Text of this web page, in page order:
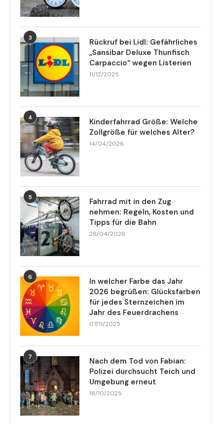
3
Rückruf bei Lidl: Gefährliches
„Sansibar Deluxe Thunfisch
Carpaccio“ wegen Listerien
11/12/2025
4
Kinderfahrrad Größe: Welche
Zollgröße für welches Alter?
14/04/2026
5
Fahrrad mit in den Zug
nehmen: Regeln, Kosten und
Tipps für die Bahn
28/04/2026
6
In welcher Farbe das Jahr
2026 begrüßen: Glücksfarben
für jedes Sternzeichen im
Jahr des Feuerdrachens
07/11/2025
7
Nach dem Tod von Fabian:
Polizei durchsucht Teich und
Umgebung erneut
18/10/2025